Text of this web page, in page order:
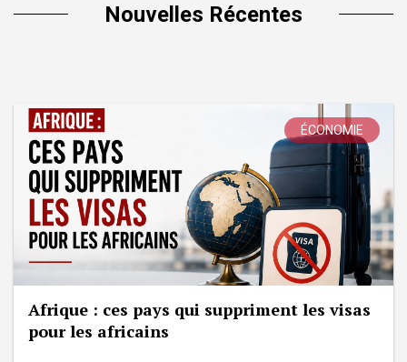
Nouvelles Récentes
ÉCONOMIE
Afrique : ces pays qui suppriment les visas
pour les africains